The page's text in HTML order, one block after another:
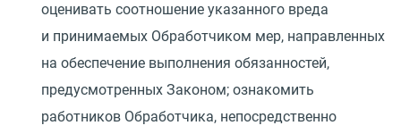
оценивать соотношение указанного вреда
и принимаемых Обработчиком мер, направленных
на обеспечение выполнения обязанностей,
предусмотренных Законом; ознакомить
работников Обработчика, непосредственно